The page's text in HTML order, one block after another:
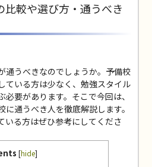
比較や選び方・通うべき
通うべきなのでしょうか。予備校
ている方は少なく、勉強スタイル
要があります。そこで今回は、
通うべき人を徹底解説します。
いる方はぜひ参考にしてくださ
[hide]